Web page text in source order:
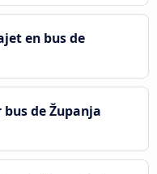
en bus de
de Županja